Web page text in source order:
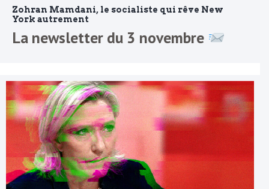
Zohran Mamdani, le socialiste qui rêve New
York autrement
La newsletter du 3 novembre